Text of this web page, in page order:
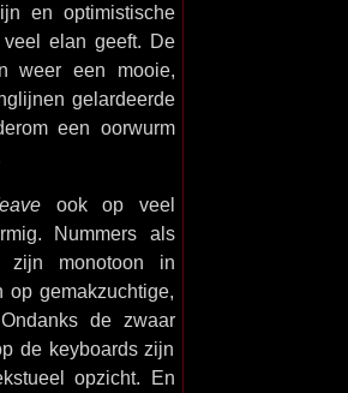
en optimistische
elan geeft. De
weer een mooie,
gelardeerde
een oorwurm
ook op veel
Nummers als
monotoon in
op gemakzuchtige,
de zwaar
de keyboards zijn
opzicht. En